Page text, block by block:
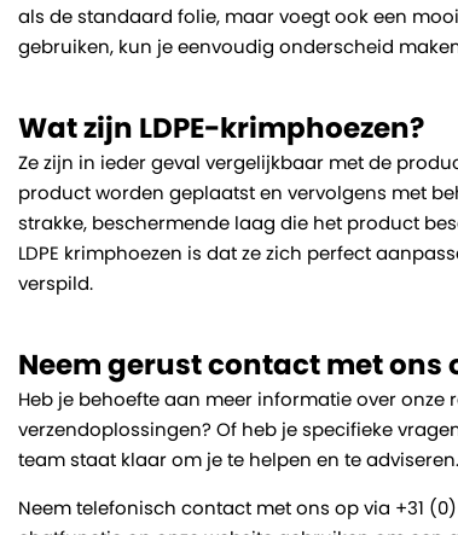
als de standaard folie, maar voegt ook een
gebruiken, kun je eenvoudig onderscheid
Wat zijn LDPE-krimphoezen?
Ze zijn in ieder geval vergelijkbaar met de
product worden geplaatst en vervolgens met
strakke, beschermende laag die het product
LDPE krimphoezen is dat ze zich perfect
verspild.
Neem gerust contact met ons
Heb je behoefte aan meer informatie over
verzendoplossingen? Of heb je specifieke
team staat klaar om je te helpen en te adviseren.
Neem telefonisch contact met ons op via +31